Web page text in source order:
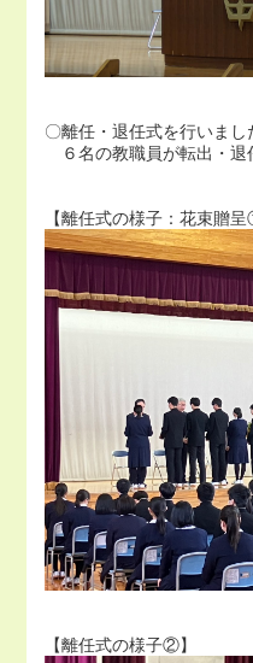
〇離任・退任式を行いま
６名の教職員が転出・退
【離任式の様子：花束贈
【離任式の様子②】